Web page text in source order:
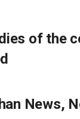
of the
News,